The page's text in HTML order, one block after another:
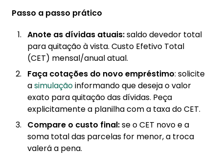
Passo a passo prático
Anote as dívidas atuais:saldo devedor total
para quitação à vista. Custo Efetivo Total
(CET) mensal/anual atual.
Faça cotações do novo empréstimo: solicite
asimulaçãoinformando que deseja o valor
exato para quitação das dívidas. Peça
explicitamente a planilha com a taxa do CET.
Compare o custo final:se o CET novo e a
soma total das parcelas for menor, a troca
valerá a pena.